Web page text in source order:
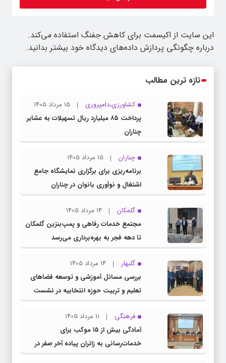
این سایت از اکیسمت برای کاهش جفنگ استفاده می‌کند.
درباره چگونگی پردازش داده‌های دیدگاه خود بیشتر بدانید.
تازه ترین مطالب
کشاورزی،دامپروری
15 مرداد 1405
پرداخت ۸۵ میلیارد ریال تسهیلات به عشایر
چناران
چناران
15 مرداد 1405
برنامه‌ریزی برای برگزاری نمایشگاه جامع
اشتغال و نوآوری بانوان در چناران
گلمکان
14 مرداد 1405
مجتمع خدمات رفاهی و پمپ‌بنزین گلمکان
تا دهه فجر به بهره‌برداری می‌رسد
گلبهار
14 مرداد 1405
بررسی مسائل آموزشی و توسعه فضاهای
تعلیم و تربیت حوزه انتخابیه در نشست
مشترک عضو کمیسیون آموزش مجلس با
مدیرکل آموزش و پرورش خراسان رضوی
فرهنگی
11 مرداد 1405
آمادگی بیش از ۱۵ موکب برای
خدمات‌رسانی به زائران پیاده آخر صفر در
شهرستان چناران